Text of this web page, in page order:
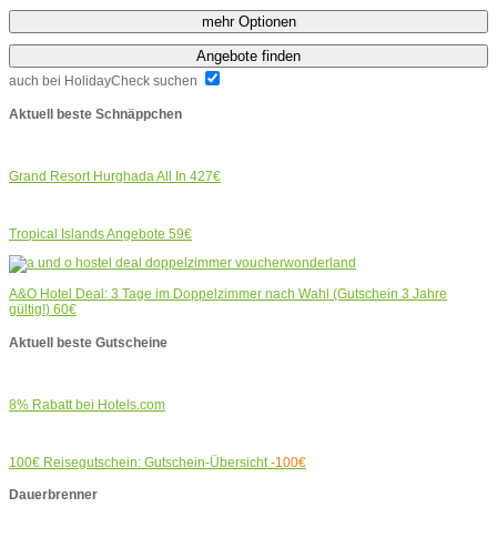
mehr Optionen
Angebote finden
auch bei HolidayCheck suchen
Aktuell beste Schnäppchen
Grand Resort Hurghada All In 427€
Tropical Islands Angebote 59€
A&O Hotel Deal: 3 Tage im Doppelzimmer nach Wahl (Gutschein 3 Jahre
gültig!) 60€
Aktuell beste Gutscheine
8% Rabatt bei Hotels.com
100€ Reisegutschein: Gutschein-Übersicht -100€
Dauerbrenner